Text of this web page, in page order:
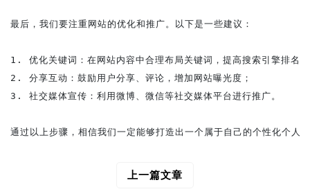
最后，我们要注重网站的优化和推广。以下是一些建议：
1. 优化关键词：在网站内容中合理布局关键词，提高搜索引擎排名；
2. 分享互动：鼓励用户分享、评论，增加网站曝光度；
3. 社交媒体宣传：利用微博、微信等社交媒体平台进行推广。
上一篇文章